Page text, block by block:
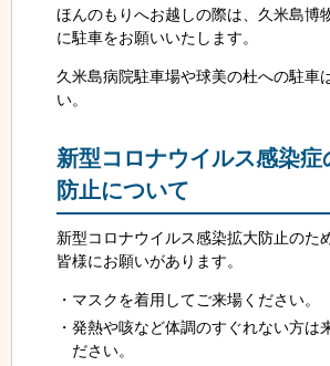
ほんのもりへお越しの際は、久米島博
に駐車をお願いいたします。
久米島病院駐車場や球美の杜への駐車
い。
新型コロナウイルス感染症
防止について
新型コロナウイルス感染拡大防止のた
皆様にお願いがあります。
マスクを着用してご来場ください。
発熱や咳など体調のすぐれない方は
ださい。